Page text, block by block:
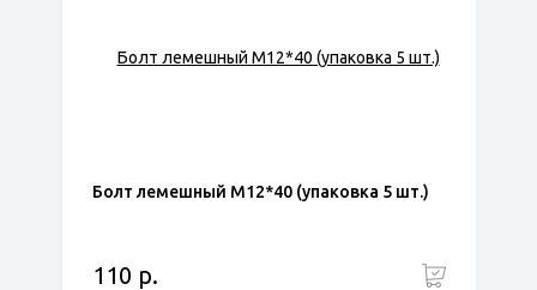
Болт лемешный М12*40 (упаковка 5 шт.)
110 р.